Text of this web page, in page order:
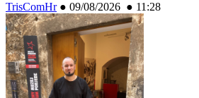
TrisComHr● 09/08/2026 ● 11:28